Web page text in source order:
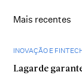
Mais recentes
INOVAÇÃO E
Lagarde